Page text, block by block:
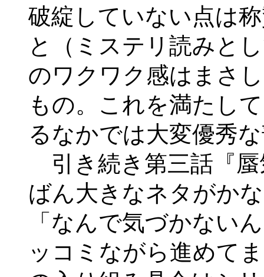
破綻していない点は
と（ミステリ読みと
のワクワク感はまさ
もの。これを満たし
るなかでは大変優秀
引き続き第三話『蜃
ばん大きなネタがか
「なんで気づかない
ッコミながら進めて